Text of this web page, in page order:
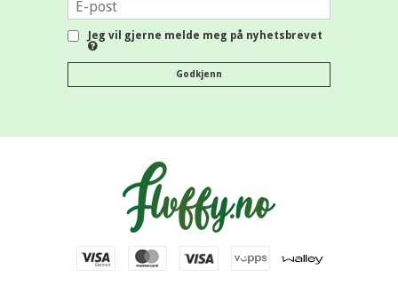
Jeg vil gjerne melde meg på nyhetsbrevet
Godkjenn